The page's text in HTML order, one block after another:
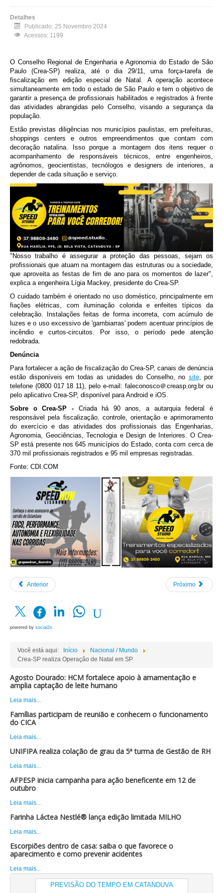
Detalhes
Publicado: 25 Novembro 2024
Acessos: 1199
O Conselho Regional de Engenharia e Agronomia do Estado de São
Paulo (Crea-SP) realiza, até o dia 29/11, uma força-tarefa de
fiscalização em edição especial de Natal. A operação acontece
simultaneamente em todo o estado de São Paulo e tem o objetivo de
garantir a presença de profissionais habilitados e registrados à frente
das atividades abrangidas pelo Conselho, visando a segurança da
população.
Estão previstas diligências nos municípios paulistas, em prefeituras,
shoppings centers e outros empreendimentos que contam com
decoração natalina. Isso porque a montagem dos itens requer o
acompanhamento de responsáveis técnicos, entre engenheiros,
agrônomos, geocientistas, tecnólogos e designers de interiores, a
depender de cada situação e serviço.
"Nosso trabalho é assegurar a proteção das pessoas, sejam os
profissionais que atuam na montagem das estruturas ou a sociedade,
que aproveita as festas de fim de ano para os momentos de lazer",
explica a engenheira Lígia Mackey, presidente do Crea-SP.
O cuidado também é orientado no uso doméstico, principalmente em
fiações elétricas, com iluminação colorida e enfeites típicos da
celebração. Instalações feitas de forma incorreta, com acúmulo de
luzes e o uso excessivo de 'gambiarras' podem acentuar princípios de
incêndio e curtos-circuitos. Por isso, o período pede atenção
redobrada.
Denúncia
Para fortalecer a ação de fiscalização do Crea-SP, canais de denúncia
estão disponíveis em todas as unidades do Conselho, no site, por
telefone (0800 017 18 11), pelo e-mail: faleconosco＠creasp܂org܂br ou
pelo aplicativo Crea-SP, disponível para Android e iOS.
Sobre o Crea-SP -Criada há 90 anos, a autarquia federal é
responsável pela fiscalização, controle, orientação e aprimoramento
do exercício e das atividades dos profissionais das Engenharias,
Agronomia, Geociências, Tecnologia e Design de Interiores. O Crea-
SP está presente nos 645 municípios do Estado, conta com cerca de
370 mil profissionais registrados e 95 mil empresas registradas.
Fonte: CDI.COM
Anterior Próximo
powered by social2s
Você está aqui: Início
Nacional / Mundo
Crea-SP realiza Operação de Natal em SP
Agosto Dourado: HCM fortalece apoio à amamentação e
amplia captação de leite humano
Leia mais...
Famílias participam de reunião e conhecem o funcionamento
do CICA
Leia mais...
UNIFIPA realiza colação de grau da 5ª turma de Gestão de RH
Leia mais...
AFPESP inicia campanha para ação beneficente em 12 de
outubro
Leia mais...
Farinha Láctea Nestlé® lança edição limitada MILHO
Leia mais...
Escorpiões dentro de casa: saiba o que favorece o
aparecimento e como prevenir acidentes
Leia mais...